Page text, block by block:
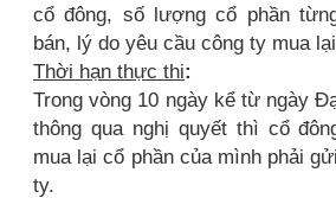
cổ đông, số lượng cổ phần
bán, lý do yêu cầu công ty mua
Thời hạn thực thi:
Trong vòng 10 ngày kể từ ngày
thông qua nghị quyết thì cổ
mua lại cổ phần của mình phải
ty.